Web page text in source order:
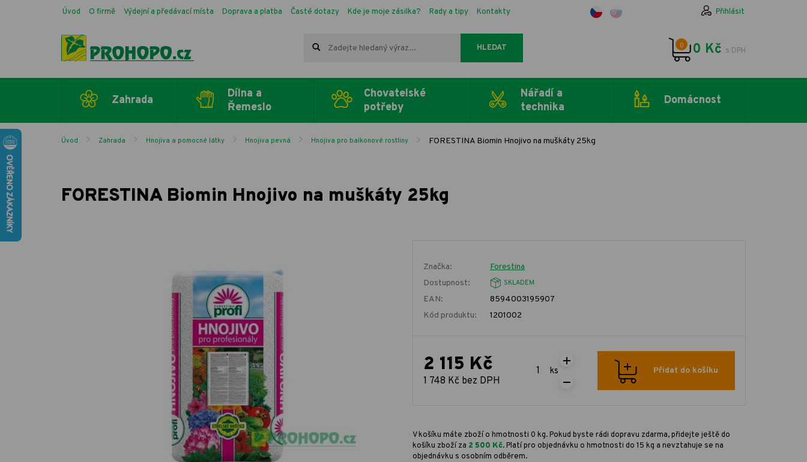
Úvod O firmě Výdejní a předávací místa Doprava a platba Časté dotazy Kde je moje zásilka? Rady a tipy Kontakty Přihlásit
HLEDAT 0 0 Kč s DPH
Zahrada
Dílna a
Řemeslo
Chovatelské
potřeby
Nářadí a
technika
Domácnost
Úvod Zahrada Hnojiva a pomocné látky Hnojiva pevná Hnojiva pro balkonové rostliny FORESTINA Biomin Hnojivo na muškáty 25kg
FORESTINA Biomin Hnojivo na muškáty 25kg
Značka:
Forestina
Dostupnost:
SKLADEM
EAN:
8594003195907
Kód produktu:
1201002
2 115 Kč
1 748 Kč bez DPH
ks Přidat do košíku
V košíku máte zboží o hmotnosti 0 kg. Pokud byste rádi dopravu zdarma, přidejte ještě do
košíku zboží za 2 500 Kč. Platí pro objednávku o hmotnosti do 15 kg a nevztahuje se na
objednávku s osobním odběrem.